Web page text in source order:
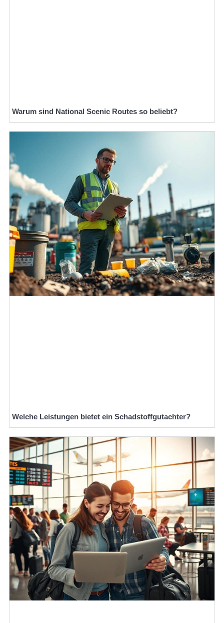
Warum sind National Scenic Routes so beliebt?
Welche Leistungen bietet ein Schadstoffgutachter?